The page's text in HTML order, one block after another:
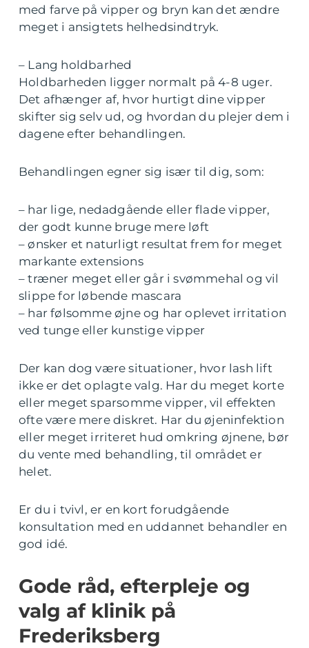
med farve på vipper og bryn kan det ændre
meget i ansigtets helhedsindtryk.
– Lang holdbarhed
Holdbarheden ligger normalt på 4-8 uger.
Det afhænger af, hvor hurtigt dine vipper
skifter sig selv ud, og hvordan du plejer dem i
dagene efter behandlingen.
Behandlingen egner sig især til dig, som:
– har lige, nedadgående eller flade vipper,
der godt kunne bruge mere løft
– ønsker et naturligt resultat frem for meget
markante extensions
– træner meget eller går i svømmehal og vil
slippe for løbende mascara
– har følsomme øjne og har oplevet irritation
ved tunge eller kunstige vipper
Der kan dog være situationer, hvor lash lift
ikke er det oplagte valg. Har du meget korte
eller meget sparsomme vipper, vil effekten
ofte være mere diskret. Har du øjeninfektion
eller meget irriteret hud omkring øjnene, bør
du vente med behandling, til området er
helet.
Er du i tvivl, er en kort forudgående
konsultation med en uddannet behandler en
god idé.
Gode råd, efterpleje og
valg af klinik på
Frederiksberg